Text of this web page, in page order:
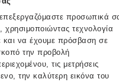
επεξεργαζόμαστε προσωπικά
τεχνολογία
να έχουμε πρόσβαση σε
την προβολή
τις μετρήσεις
την καλύτερη εικόνα του